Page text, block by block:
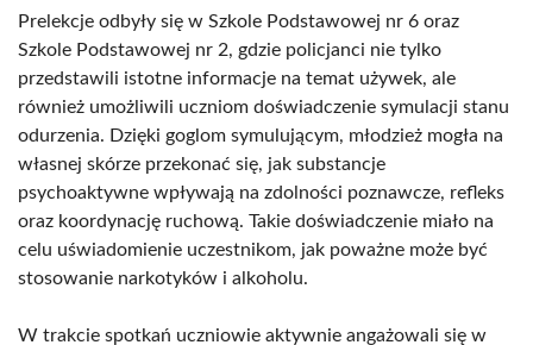
Prelekcje odbyły się w Szkole Podstawowej nr 6 oraz
Szkole Podstawowej nr 2, gdzie policjanci nie tylko
przedstawili istotne informacje na temat używek, ale
również umożliwili uczniom doświadczenie symulacji stanu
odurzenia. Dzięki goglom symulującym, młodzież mogła na
własnej skórze przekonać się, jak substancje
psychoaktywne wpływają na zdolności poznawcze, refleks
oraz koordynację ruchową. Takie doświadczenie miało na
celu uświadomienie uczestnikom, jak poważne może być
stosowanie narkotyków i alkoholu.
W trakcie spotkań uczniowie aktywnie angażowali się w